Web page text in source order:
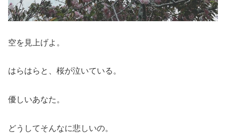
空を見上げよ。
はらはらと、桜が泣いている。
優しいあなた。
どうしてそんなに悲しいの。